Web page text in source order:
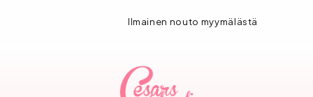
1-3 vuorokauden toimitus!